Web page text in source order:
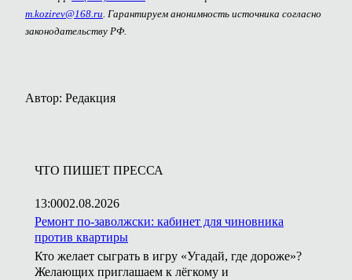
m.kozirev@168.ru . Гарантируем анонимность источника согласно
законодательству РФ.
Автор: Редакция
ЧТО ПИШЕТ ПРЕССА
13:0002.08.2026
Ремонт по-заволжски: кабинет для чиновника
против квартиры
Кто желает сыграть в игру «Угадай, где дороже»?
Желающих приглашаем к лёгкому и